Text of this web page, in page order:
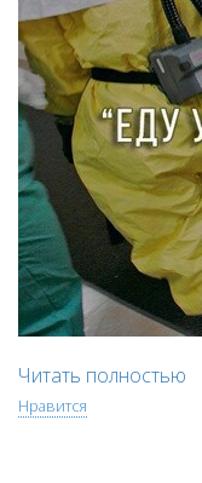
Читать полностью
Нравится